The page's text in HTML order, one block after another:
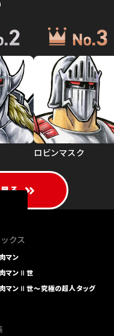
ロビンマスク
る
クス
マン
マンⅡ世
マンⅡ世～究極の超人タッグ